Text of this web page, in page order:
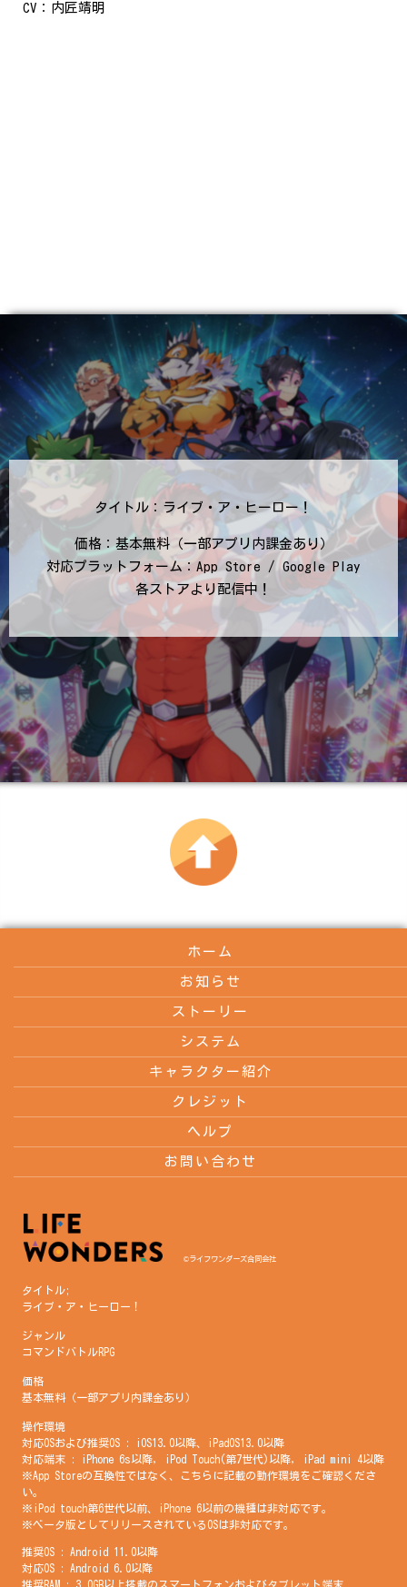
CV：内匠靖明
タイトル：ライブ・ア・ヒーロー！
価格：基本無料（一部アプリ内課金あり）
対応プラットフォーム：App Store / Google Play
各ストアより配信中！
ホーム
お知らせ
ストーリー
システム
キャラクター紹介
クレジット
ヘルプ
お問い合わせ
©ライフワンダーズ合同会社
タイトル;
ライブ・ア・ヒーロー！
ジャンル
コマンドバトルRPG
価格
基本無料（一部アプリ内課金あり）
操作環境
対応OSおよび推奨OS : iOS13.0以降、iPadOS13.0以降
対応端末 : iPhone 6s以降, iPod Touch(第7世代)以降, iPad mini 4以降
※App Storeの互換性ではなく、こちらに記載の動作環境をご確認くださ
い。
※iPod touch第6世代以前、iPhone 6以前の機種は非対応です。
※ベータ版としてリリースされているOSは非対応です。
推奨OS : Android 11.0以降
対応OS : Android 6.0以降
推奨RAM : 3.0GB以上搭載のスマートフォンおよびタブレット端末